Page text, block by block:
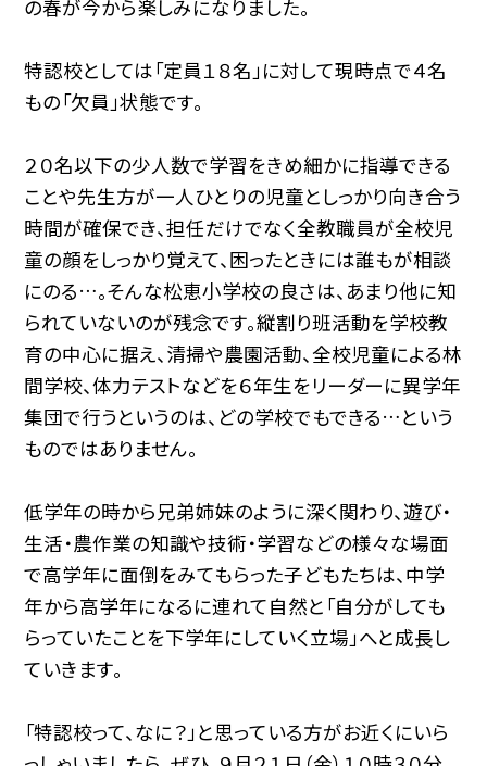
の春が今から楽しみになりました。
特認校としては「定員１８名」に対して現時点で４名
もの「欠員」状態です。
２０名以下の少人数で学習をきめ細かに指導できる
ことや先生方が一人ひとりの児童としっかり向き合う
時間が確保でき、担任だけでなく全教職員が全校児
童の顔をしっかり覚えて、困ったときには誰もが相談
にのる…。そんな松恵小学校の良さは、あまり他に知
られていないのが残念です。縦割り班活動を学校教
育の中心に据え、清掃や農園活動、全校児童による林
間学校、体力テストなどを６年生をリーダーに異学年
集団で行うというのは、どの学校でもできる…という
ものではありません。
低学年の時から兄弟姉妹のように深く関わり、遊び・
生活・農作業の知識や技術・学習などの様々な場面
で高学年に面倒をみてもらった子どもたちは、中学
年から高学年になるに連れて自然と「自分がしても
らっていたことを下学年にしていく立場」へと成長し
ていきます。
「特認校って、なに？」と思っている方がお近くにいら